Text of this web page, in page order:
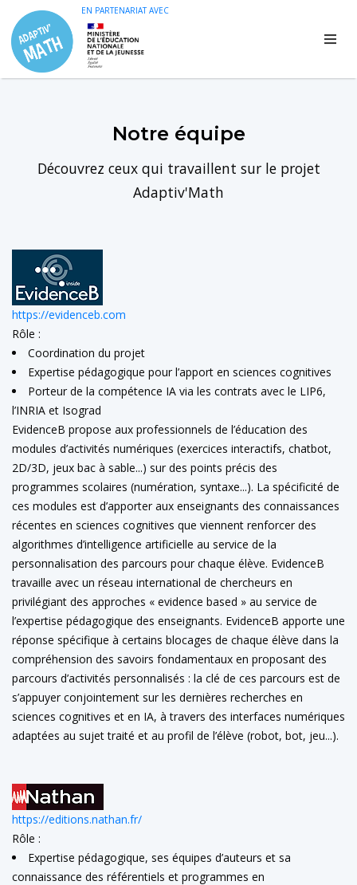
EN PARTENARIAT AVEC
Notre équipe
Découvrez ceux qui travaillent sur le projet
Adaptiv'Math
https://evidenceb.com
Rôle :
Coordination du projet
Expertise pédagogique pour l’apport en sciences cognitives
Porteur de la compétence IA via les contrats avec le LIP6,
l’INRIA et Isograd
EvidenceB propose aux professionnels de l’éducation des
modules d’activités numériques (exercices interactifs, chatbot,
2D/3D, jeux bac à sable...) sur des points précis des
programmes scolaires (numération, syntaxe...). La spécificité de
ces modules est d’apporter aux enseignants des connaissances
récentes en sciences cognitives que viennent renforcer des
algorithmes d’intelligence artificielle au service de la
personnalisation des parcours pour chaque élève. EvidenceB
travaille avec un réseau international de chercheurs en
privilégiant des approches « evidence based » au service de
l’expertise pédagogique des enseignants. EvidenceB apporte une
réponse spécifique à certains blocages de chaque élève dans la
compréhension des savoirs fondamentaux en proposant des
parcours d’activités personnalisés : la clé de ces parcours est de
s’appuyer conjointement sur les dernières recherches en
sciences cognitives et en IA, à travers des interfaces numériques
adaptées au sujet traité et au profil de l’élève (robot, bot, jeu...).
https://editions.nathan.fr/
Rôle :
Expertise pédagogique, ses équipes d’auteurs et sa
connaissance des référentiels et programmes en